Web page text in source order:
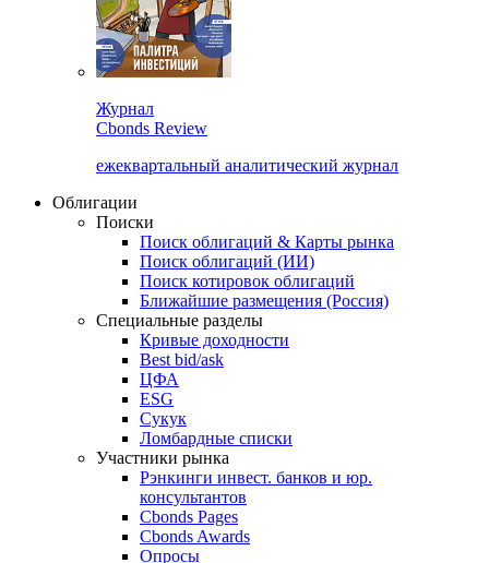
Cbonds Review
ежеквартальный аналитический журнал
Облигации
Поиски
Поиск облигаций & Карты рынка
Поиск облигаций (ИИ)
Поиск котировок облигаций
Ближайшие размещения (Россия)
Специальные разделы
Кривые доходности
Best bid/ask
ЦФА
ESG
Сукук
Ломбардные списки
Участники рынка
Рэнкинги инвест. банков и юр.